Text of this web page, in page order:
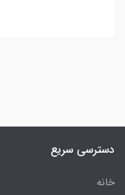
دسترسی سریع
خانه